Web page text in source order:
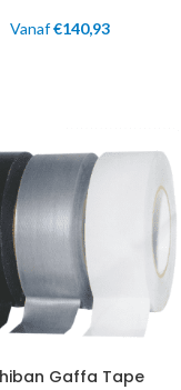
Vanaf€140,93
Gaffa Tape